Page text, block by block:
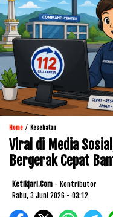
Home / Kesehatan
Viral di Media
Bergerak Cepat
Ketikjari.com - Kontributor
Rabu, 3 Juni 2026 - 03:12